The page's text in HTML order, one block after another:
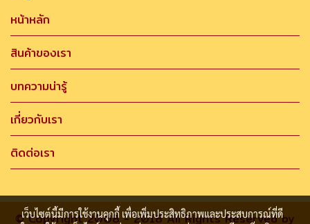
หน้าหลัก
สินค้าของเรา
บทความน่ารู้
เกี่ยวกับเรา
ติดต่อเรา
© Copyright 2008 - 2018 All Rights Reserved by
เว็บไซต์นี้มีการใช้งานคุกกี้ เพื่อเพิ่มประสิทธิภาพและประสบการณ์ที่ดี